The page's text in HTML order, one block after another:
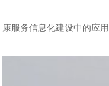
康服务信息化建设中的应用